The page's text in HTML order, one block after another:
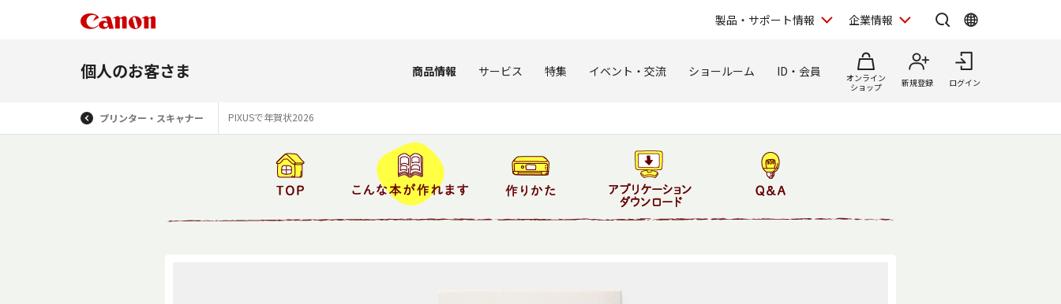
製品・サポート情報 企業情報
個人のお客さま 商品情報 サービス 特集 イベント・交流 ショールーム ID・会員
オンライン
ショップ
新規登録 ログイン
プリンター・スキャナー PIXUSで年賀状2026